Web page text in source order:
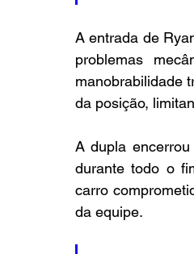
A entrada de
problemas
manobrabilidade
da posição,
A dupla
durante todo o
carro
da equipe.